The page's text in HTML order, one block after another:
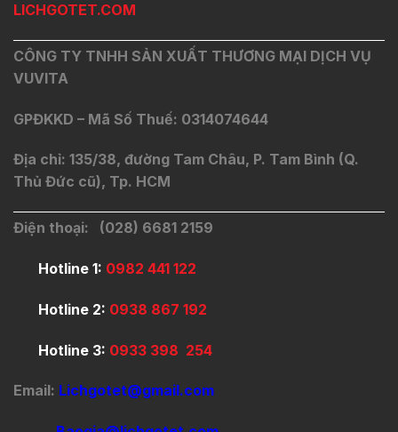
LICHGOTET.COM
CÔNG TY TNHH SẢN XUẤT THƯƠNG MẠI DỊCH VỤ
VUVITA
GPĐKKD – Mã Số Thuế: 0314074644
Địa chỉ: 135/38, đường Tam Châu, P. Tam Bình (Q.
Thủ Đức cũ), Tp. HCM
Điện thoại: (028) 6681 2159
Hotline 1: 0982 441 122
Hotline 2: 0938 867 192
Hotline 3: 0933 398 254
Email: Lichgotet@gmail.com